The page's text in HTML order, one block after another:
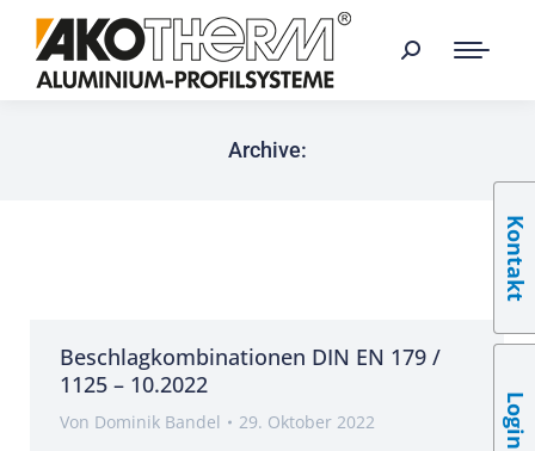
Archive:
Beschlagkombinationen DIN EN 179 /
1125 – 10.2022
Von Dominik Bandel 29. Oktober 2022
Kontakt
Login